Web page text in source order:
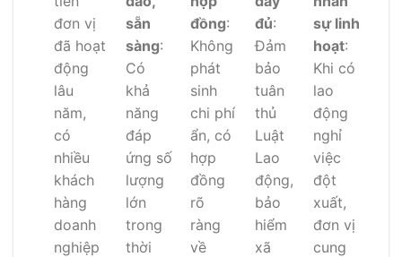
đơn vị
đã hoạt
động
lâu
năm,
có
nhiều
khách
hàng
doanh
nghiệp
sẵn
sàng:
Có
khả
năng
đáp
ứng số
lượng
lớn
trong
thời
đồng:
Không
phát
sinh
chi phí
ẩn, có
hợp
đồng
rõ
ràng
về
đủ:
Đảm
bảo
tuân
thủ
Luật
Lao
động,
bảo
hiểm
xã
sự linh
hoạt:
Khi có
lao
động
nghỉ
việc
đột
xuất,
đơn vị
cung